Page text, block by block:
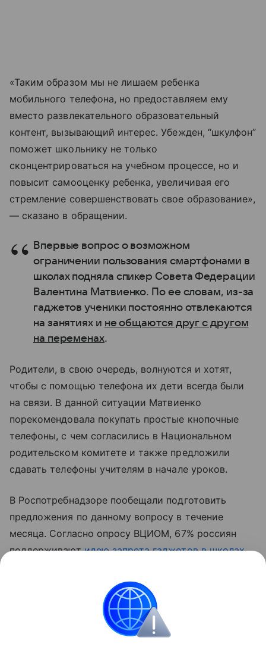
«Таким образом мы не лишаем ребенка
мобильного телефона, но предоставляем ему
вместо развлекательного образовательный
контент, вызывающий интерес. Убежден, “шкулфон”
поможет школьнику не только
сконцентрироваться на учебном процессе, но и
повысит самооценку ребенка, увеличивая его
стремление совершенствовать свое образование»,
— сказано в обращении.
Впервые вопрос о возможном
ограничении пользования смартфонами в
школах подняла спикер Совета Федерации
Валентина Матвиенко. По ее словам, из-за
гаджетов ученики постоянно отвлекаются
на занятиях и не общаются друг с другом
на переменах.
Родители, в свою очередь, волнуются и хотят,
чтобы с помощью телефона их дети всегда были
на связи. В данной ситуации Матвиенко
порекомендовала покупать простые кнопочные
телефоны, с чем согласились в Национальном
родительском комитете и также предложили
сдавать телефоны учителям в начале уроков.
В Роспотребнадзоре пообещали подготовить
предложения по данному вопросу в течение
месяца. Согласно опросу ВЦИОМ, 67% россиян
поддерживаютидею запрета гаджетов в школах
Как прекратить «смартфонные
войны» — 10 советов родителям